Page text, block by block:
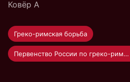
Ковёр А
Греко-римская борьба
Первенство России по греко-римской борьбе среди юношей до 18 лет